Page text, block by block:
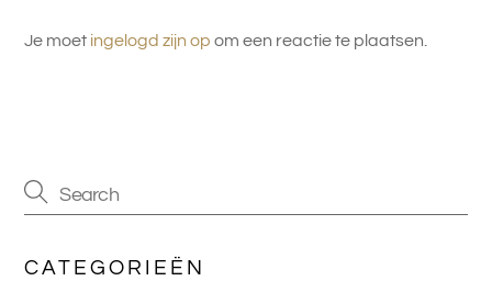
Je moet ingelogd zijn op om een reactie te plaatsen.
CATEGORIEËN